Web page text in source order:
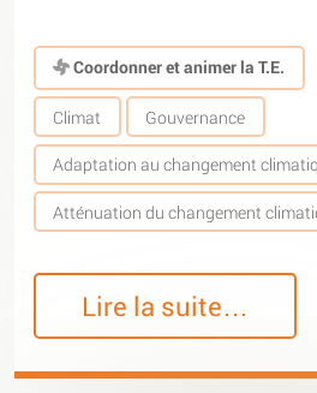
Coordonner et animer la T.E.
Climat Gouvernance
Adaptation au changement
Atténuation du changement
Lire la suite…